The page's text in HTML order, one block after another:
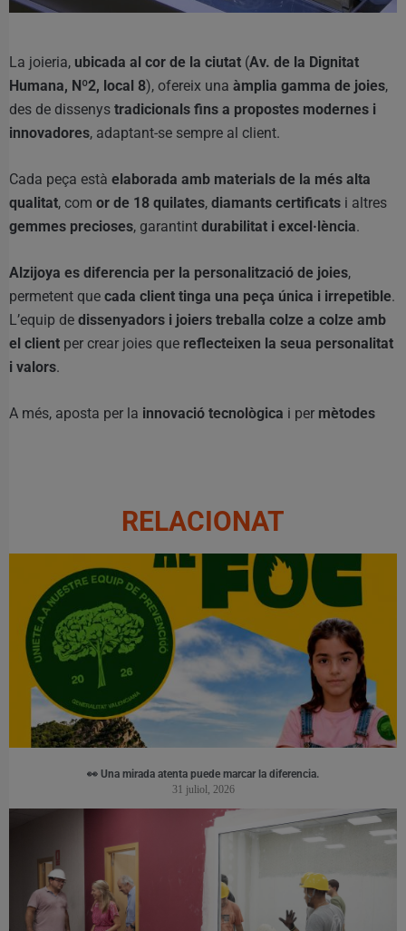
La joieria, ubicada al cor de la ciutat (Av. de la Dignitat
Humana, Nº2, local 8), ofereix una àmplia gamma de joies,
des de dissenys tradicionals fins a propostes modernes i
innovadores, adaptant-se sempre al client.
Cada peça està elaborada amb materials de la més alta
qualitat, com or de 18 quilates, diamants certificats i altres
gemmes precioses, garantint durabilitat i excel·lència.
Alzijoya es diferencia per la personalització de joies,
permetent que cada client tinga una peça única i irrepetible.
L’equip de dissenyadors i joiers treballa colze a colze amb
el client per crear joies que reflecteixen la seua personalitat
i valors.
A més, aposta per la innovació tecnològica i per mètodes
RELACIONAT
👀 Una mirada atenta puede marcar la diferencia.
31 juliol, 2026